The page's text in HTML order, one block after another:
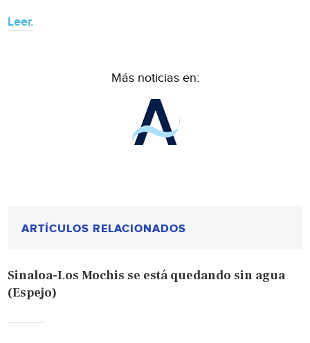
Leer.
Más noticias en:
ARTÍCULOS RELACIONADOS
Sinaloa-Los Mochis se está quedando sin agua
(Espejo)